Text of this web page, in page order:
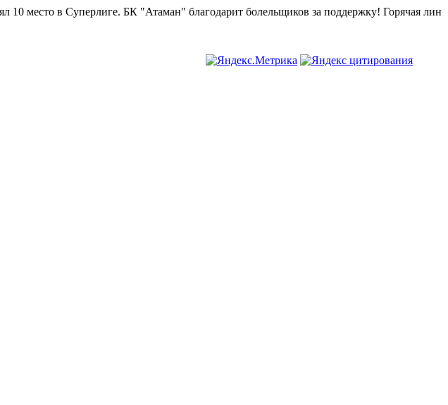
в Суперлиге.БК "Атаман" благодарит болельщиков за поддержку!Горячая линия "БК